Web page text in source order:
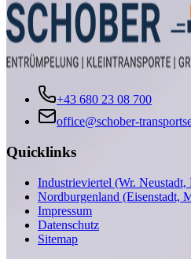
+43 680 23 08 700
office@schober-
Quicklinks
Industrieviertel (Wr.
Nordburgenland (Eisenstadt,
Impressum
Datenschutz
Sitemap